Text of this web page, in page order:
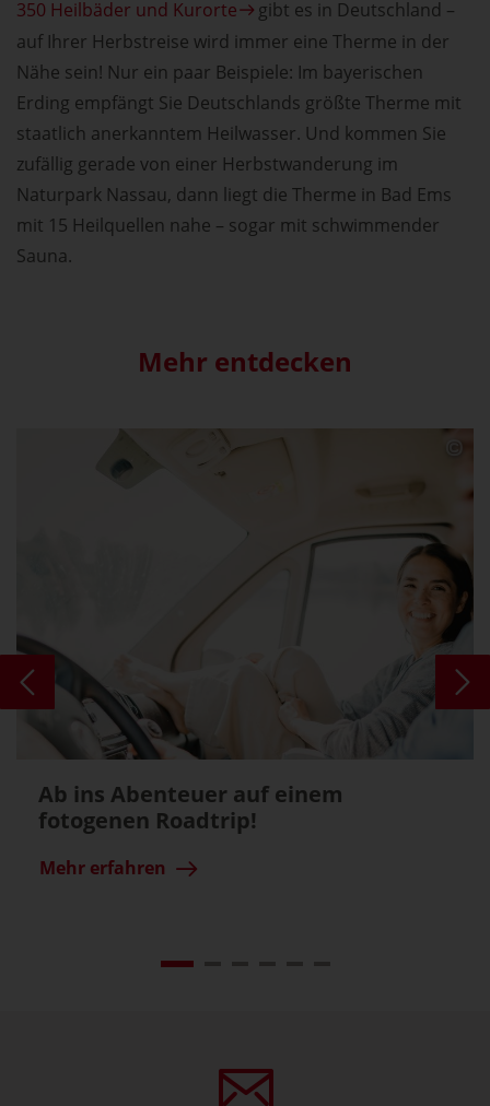
350 Heilbäder und Kurorte
gibt es in Deutschland –
auf Ihrer Herbstreise wird immer eine Therme in der
Nähe sein! Nur ein paar Beispiele: Im bayerischen
Erding empfängt Sie Deutschlands größte Therme mit
staatlich anerkanntem Heilwasser. Und kommen Sie
zufällig gerade von einer Herbstwanderung im
Naturpark Nassau, dann liegt die Therme in Bad Ems
mit 15 Heilquellen nahe – sogar mit schwimmender
Sauna.
Mehr entdecken
Ab ins Abenteuer auf einem
fotogenen Roadtrip!
Mehr erfahren